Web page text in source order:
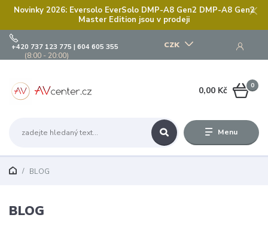
Novinky 2026: Eversolo EverSolo DMP-A8 Gen2 DMP-A8 Gen2
Master Edition jsou v prodeji
Menu
CZK
+420 737 123 775 | 604 605 355
(8:00 - 20:00)
0
0,00 Kč
BLOG
BLOG